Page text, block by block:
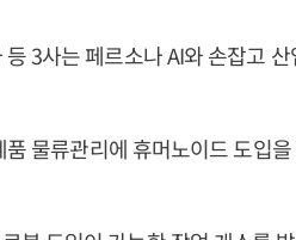
3사는 페르소나 AI와 손잡고
물류관리에 휴머노이드 도입